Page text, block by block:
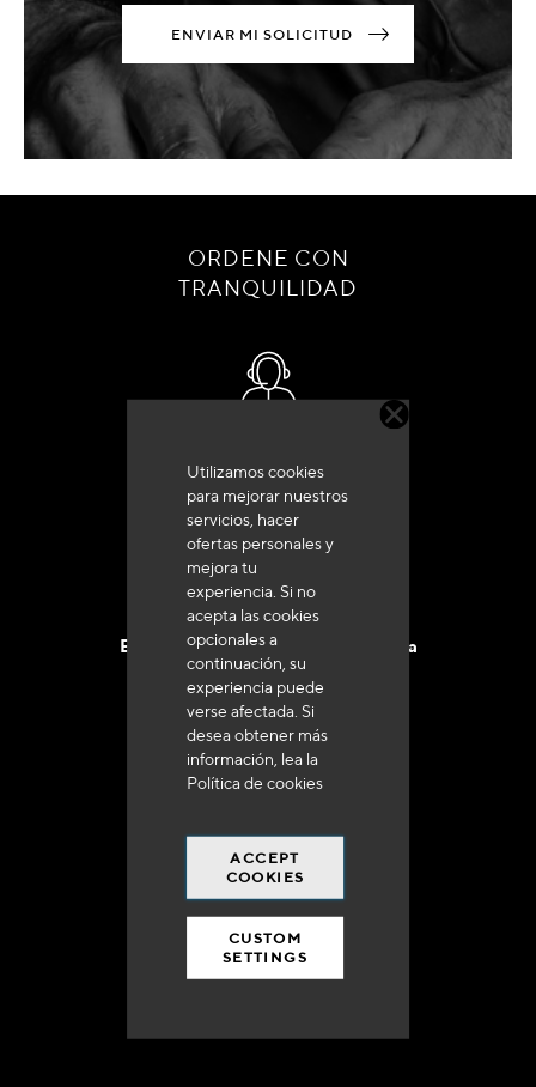
Utilizamos cookies
para mejorar nuestros
servicios, hacer
ofertas personales y
mejora tu
experiencia. Si no
acepta las cookies
opcionales a
continuación, su
experiencia puede
verse afectada. Si
desea obtener más
información, lea la
Política de cookies
ACCEPT
COOKIES
CUSTOM
SETTINGS
ENVIAR MI SOLICITUD
ORDENE CON
TRANQUILIDAD
+33 (0)4 79 72 62 22 Pulse 1
Entrega en 48 a 72 horas en Francia
a 250 euros*